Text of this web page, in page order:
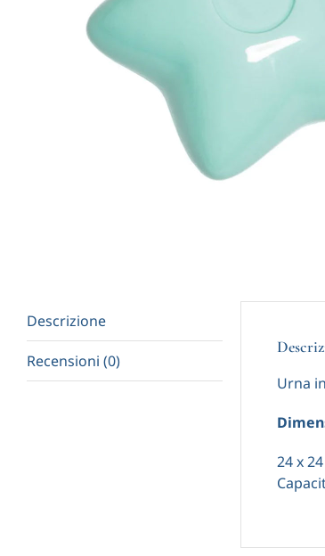
Descrizione
Recensioni (0)
Urna
24 x